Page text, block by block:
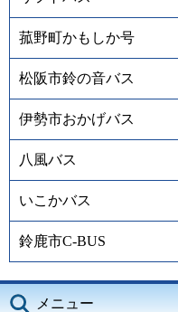
菰野町かもしか号
松阪市鈴の音バス
伊勢市おかげバス
八風バス
いこかバス
鈴鹿市C-BUS
メニュー